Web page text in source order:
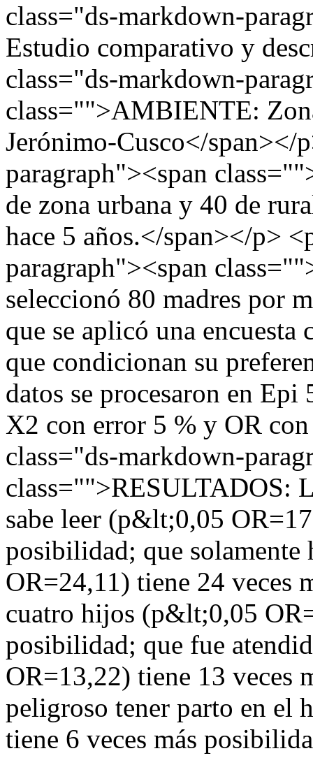
class="ds-markdown-
Estudio comparativo y
class="ds-markdown-
class="">AMBIENTE:
Jerónimo-Cusco</span></
paragraph"><span
de zona urbana y 40 de
hace 5 años.</span></p>
paragraph"><span
seleccionó 80 madres por
que se aplicó una encuesta
que condicionan su
datos se procesaron en
X2 con error 5 % y OR
class="ds-markdown-
class="">RESULTADOS:
sabe leer (p&lt;0,05
posibilidad; que
OR=24,11) tiene 24 veces
cuatro hijos (p&lt;0,05
posibilidad; que fue
OR=13,22) tiene 13 veces
peligroso tener parto en el
tiene 6 veces más